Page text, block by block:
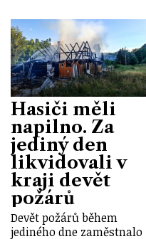
Hasiči měli
napilno. Za
jediný den
likvidovali v
kraji devět
požárů
Devět požárů během
jediného dne zaměstnalo